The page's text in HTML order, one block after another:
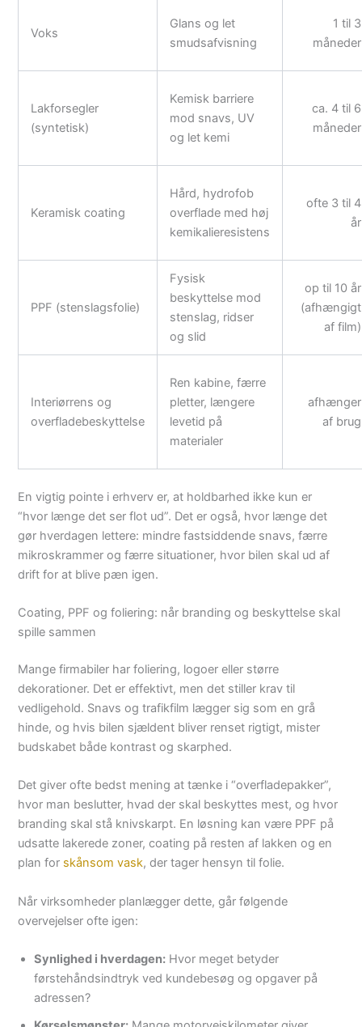
Voks
Glans og let
smudsafvisning
1 til 3
måneder
Lakforsegler
(syntetisk)
Kemisk barriere
mod snavs, UV
og let kemi
ca. 4 til 6
måneder
Keramisk coating
Hård, hydrofob
overflade med høj
kemikalieresistens
ofte 3 til 4
år
PPF (stenslagsfolie)
Fysisk
beskyttelse mod
stenslag, ridser
og slid
op til 10 år
(afhængigt
af film)
Interiørrens og
overfladebeskyttelse
Ren kabine, færre
pletter, længere
levetid på
materialer
afhænger
af brug
En vigtig pointe i erhverv er, at holdbarhed ikke kun er
“hvor længe det ser flot ud”. Det er også, hvor længe det
gør hverdagen lettere: mindre fastsiddende snavs, færre
mikroskrammer og færre situationer, hvor bilen skal ud af
drift for at blive pæn igen.
Coating, PPF og foliering: når branding og beskyttelse skal
spille sammen
Mange firmabiler har foliering, logoer eller større
dekorationer. Det er effektivt, men det stiller krav til
vedligehold. Snavs og trafikfilm lægger sig som en grå
hinde, og hvis bilen sjældent bliver renset rigtigt, mister
budskabet både kontrast og skarphed.
Det giver ofte bedst mening at tænke i “overfladepakker”,
hvor man beslutter, hvad der skal beskyttes mest, og hvor
branding skal stå knivskarpt. En løsning kan være PPF på
udsatte lakerede zoner, coating på resten af lakken og en
plan for skånsom vask, der tager hensyn til folie.
Når virksomheder planlægger dette, går følgende
overvejelser ofte igen:
Synlighed i hverdagen: Hvor meget betyder
førstehåndsindtryk ved kundebesøg og opgaver på
adressen?